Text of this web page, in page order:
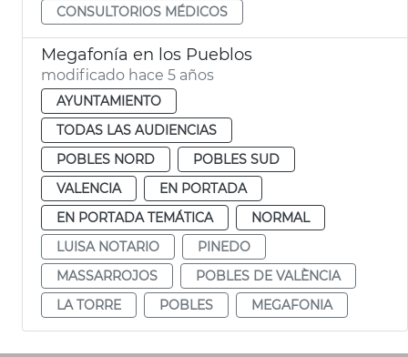
CONSULTORIOS MÉDICOS
Megafonía en los Pueblos
modificado hace 5 años
AYUNTAMIENTO
TODAS LAS AUDIENCIAS
POBLES NORD
POBLES SUD
VALENCIA
EN PORTADA
EN PORTADA TEMÁTICA
NORMAL
LUISA NOTARIO
PINEDO
MASSARROJOS
POBLES DE VALÈNCIA
LA TORRE
POBLES MEGAFONIA